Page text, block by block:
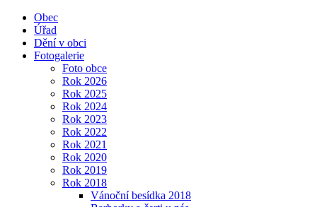
Obec
Úřad
Dění v obci
Fotogalerie
Foto obce
Rok 2026
Rok 2025
Rok 2024
Rok 2023
Rok 2022
Rok 2021
Rok 2020
Rok 2019
Rok 2018
Vánoční besídka 2018